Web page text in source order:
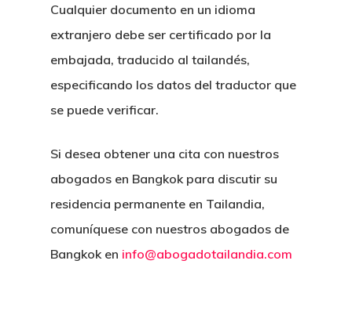
Cualquier documento en un idioma
extranjero debe ser certificado por la
embajada, traducido al tailandés,
especificando los datos del traductor que
se puede verificar.
Si desea obtener una cita con nuestros
abogados en Bangkok para discutir su
residencia permanente en Tailandia,
comuníquese con nuestros abogados de
Bangkok en info@abogadotailandia.com